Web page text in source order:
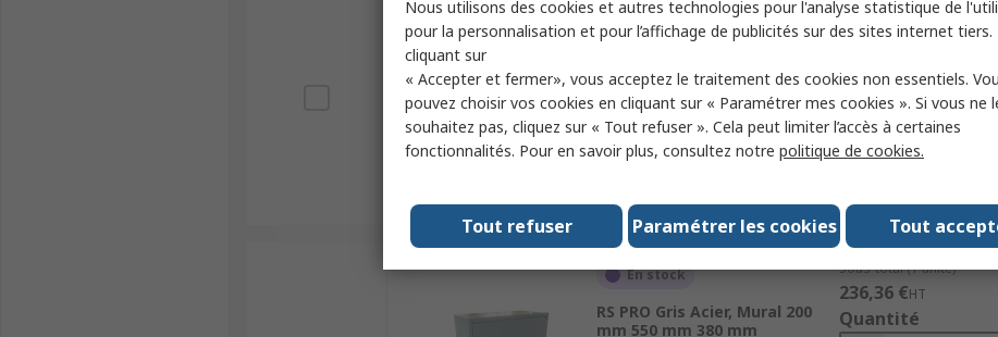
RS PRO Gris Acier, Mural 75 mm
Code commande RS285-527
59,51 €HT
En stock
RS PRO Gris Acier, Mural 200
mm 550 mm 380 mm
Sous-total (1 unité)
236,36 €HT
Quantité
Nous utilisons des cookies et autres technologies pour l'analyse statistique de
pour la personnalisation et pour l’affichage de publicités sur des sites internet tiers.
cliquant sur
« Accepter et fermer», vous acceptez le traitement des cookies non essentiels.
pouvez choisir vos cookies en cliquant sur « Paramétrer mes cookies ». Si vous ne
souhaitez pas, cliquez sur « Tout refuser ». Cela peut limiter l’accès à certaines
fonctionnalités. Pour en savoir plus, consultez notre politique de cookies.
Tout
Paramétrer les cookies
Tout refuser